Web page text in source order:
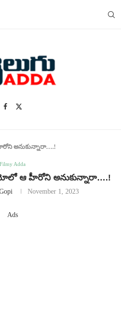
అనుకున్నారా….!
Filmy Adda
ఆ హీరోని అనుకున్నారా….!
November 1, 2023
Ads